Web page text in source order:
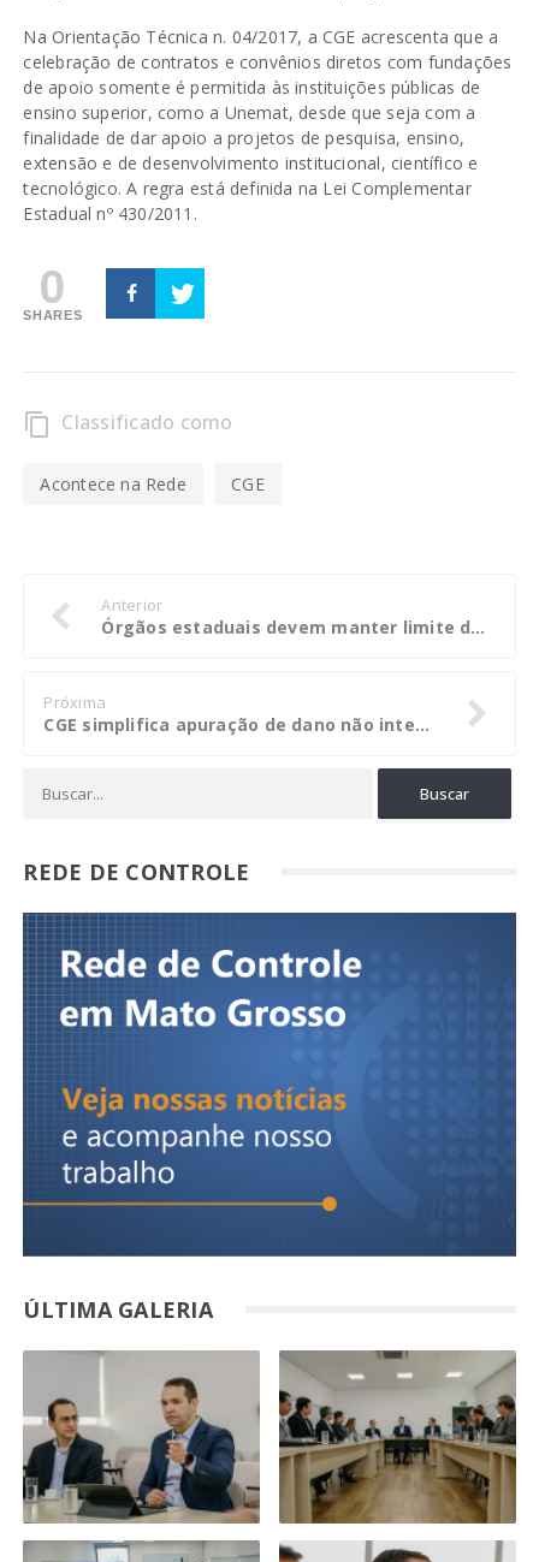
Na Orientação Técnica n. 04/2017, a CGE acrescenta que a
celebração de contratos e convênios diretos com fundações
de apoio somente é permitida às instituições públicas de
ensino superior, como a Unemat, desde que seja com a
finalidade de dar apoio a projetos de pesquisa, ensino,
extensão e de desenvolvimento institucional, científico e
tecnológico. A regra está definida na Lei Complementar
Estadual nº 430/2011.
0
SHARES
content_copy Classificado como
Acontece na Rede CGE
Anterior
Órgãos estaduais devem manter limite de despesas com adiantamento
Próxima
CGE simplifica apuração de dano não intencional de pequeno valor
REDE DE CONTROLE
ÚLTIMA GALERIA